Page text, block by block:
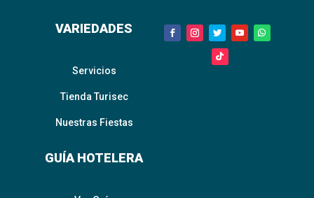
VARIEDADES
Servicios
Tienda Turisec
Nuestras Fiestas
GUÍA HOTELERA